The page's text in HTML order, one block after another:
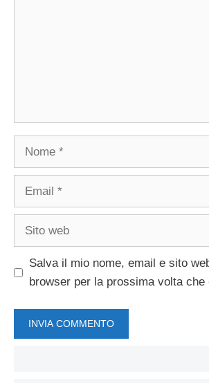
Nome
Email
Sito
Salva il mio nome, email e sito
browser per la prossima volta che